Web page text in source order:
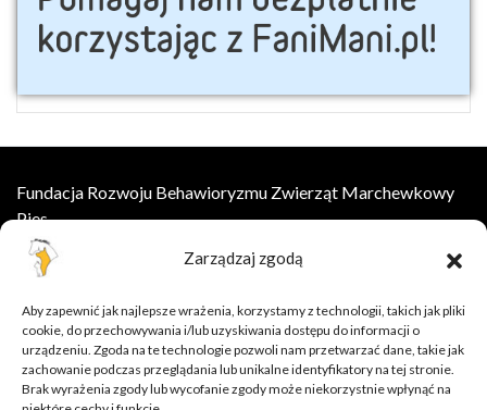
Zarządzaj zgodą
Aby zapewnić jak najlepsze wrażenia, korzystamy z technologii, takich jak pliki
cookie, do przechowywania i/lub uzyskiwania dostępu do informacji o
urządzeniu. Zgoda na te technologie pozwoli nam przetwarzać dane, takie jak
zachowanie podczas przeglądania lub unikalne identyfikatory na tej stronie.
Brak wyrażenia zgody lub wycofanie zgody może niekorzystnie wpłynąć na
Fundacja Rozwoju Behawioryzmu Zwierząt Marchewkowy
Pies
ul.Wesoła 8, 55-002 Łany
kontakt@marchewkowypies.org
Szkolenia online
Oferta
Baza wiedzy